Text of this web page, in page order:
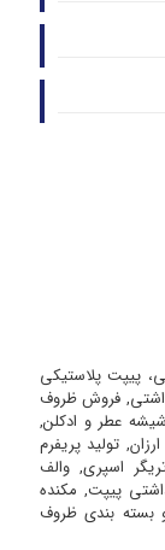
پیپت پلاستیکی
فروش ظروف
عطر و ادکلن,
تولید پریفرم
اسپری, والف
پیپت, مکنده
بسته بندی ظروف